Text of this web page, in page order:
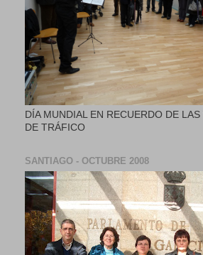
DÍA MUNDIAL EN RECUERDO DE
DE TRÁFICO
SANTIAGO - OCTUBRE 2008